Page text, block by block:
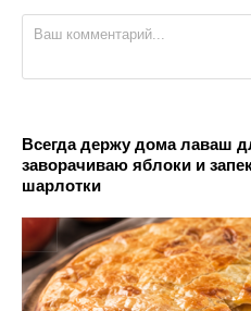
Всегда держу дома лаваш
заворачиваю яблоки и
шарлотки